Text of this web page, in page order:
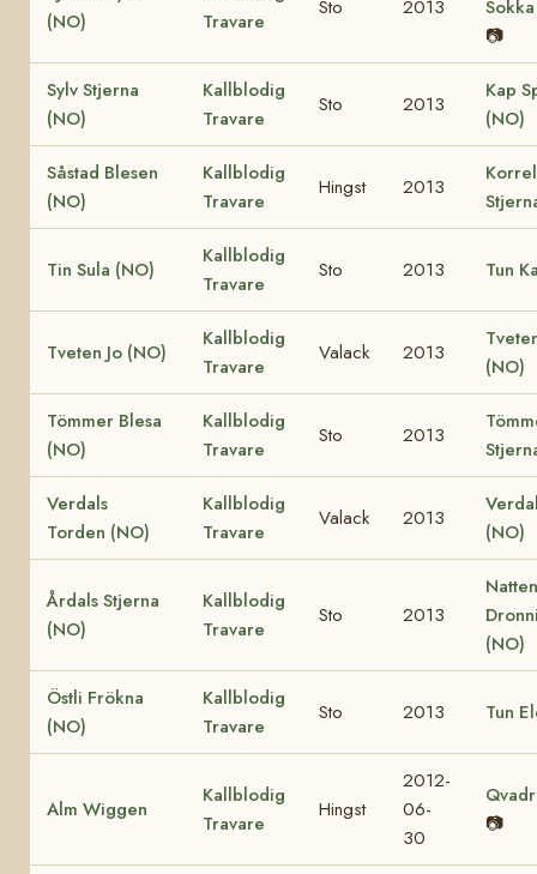
(NO)
Travare
Sto 2013
📷
Sylv Stjerna
(NO)
Kallblodig
Travare
Sto 2013
Kap
(NO)
Såstad Blesen
(NO)
Kallblodig
Travare
Hingst 2013
Tin Sula (NO)
Kallblodig
Travare
Sto 2013 Tun
Tveten Jo (NO)
Kallblodig
Travare
Valack 2013
(NO)
Tömmer Blesa
(NO)
Kallblodig
Travare
Sto 2013
Verdals
Torden (NO)
Kallblodig
Travare
Valack 2013
(NO)
Årdals Stjerna
(NO)
Kallblodig
Travare
Sto 2013
(NO)
Östli Frökna
(NO)
Kallblodig
Travare
Sto 2013 Tun
Alm Wiggen
Kallblodig
Travare
Hingst
2012-
06-
30
📷